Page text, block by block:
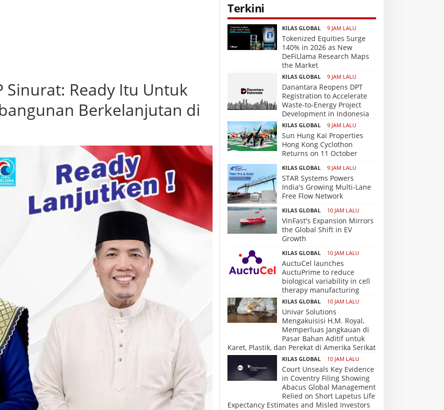
Sinurat: Ready Itu Untuk
Berkelanjutan di
Terkini
KILAS GLOBAL 9 JAM LALU
Tokenized Equities Surge
140% in 2026 as New
DeFiLlama Research Maps
the Market
KILAS GLOBAL 9 JAM LALU
Danantara Reopens DPT
Registration to Accelerate
Waste-to-Energy Project
Development in Indonesia
KILAS GLOBAL 9 JAM LALU
Sun Hung Kai Properties
Hong Kong Cyclothon
Returns on 11 October
KILAS GLOBAL 9 JAM LALU
STAR Systems Powers
India's Growing Multi-Lane
Free Flow Network
KILAS GLOBAL 10 JAM LALU
VinFast's Expansion Mirrors
the Global Shift in EV
Growth
KILAS GLOBAL 10 JAM LALU
AuctuCel launches
AuctuPrime to reduce
biological variability in cell
therapy manufacturing
KILAS GLOBAL 10 JAM LALU
Univar Solutions
Mengakuisisi H.M. Royal,
Memperluas Jangkauan di
Pasar Bahan Aditif untuk
Karet, Plastik, dan Perekat di Amerika Serikat
KILAS GLOBAL 10 JAM LALU
Court Unseals Key Evidence
in Coventry Filing Showing
Abacus Global Management
Relied on Short Lapetus Life
Expectancy Estimates and Misled Investors